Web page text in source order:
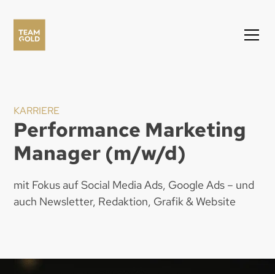
KARRIERE
Performance Marketing
Manager (m/w/d)
mit Fokus auf Social Media Ads, Google Ads – und
auch Newsletter, Redaktion, Grafik & Website